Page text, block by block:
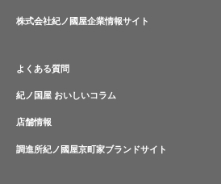
株式会社紀ノ國屋企業情報サイト
よくある質問
紀ノ国屋 おいしいコラム
店舗情報
調進所紀ノ國屋京町家ブランドサイト